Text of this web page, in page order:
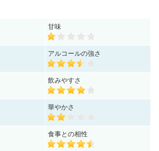
甘味
アルコールの強さ
飲みやすさ
華やかさ
食事との相性